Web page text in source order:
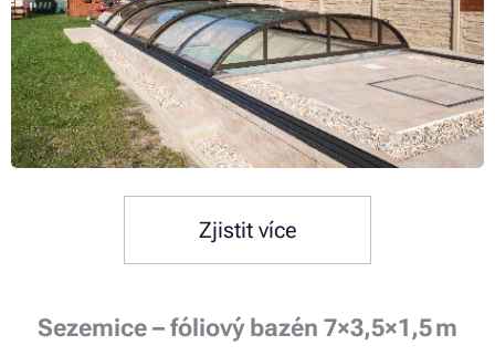
Zjistit více
Sezemice – fóliový bazén 7×3,5×1,5 m